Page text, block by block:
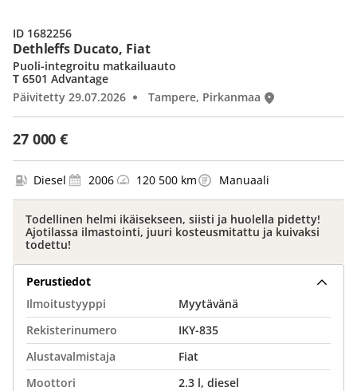
Dethleffs Ducato, Fiat
27 000 €
Puoli-integroitu matkailuauto
T 6501 Advantage
Päivitetty 29.07.2026
Tampere, Pirkanmaa
ID 1682256
Diesel 2006 120 500 km Manuaali
Todellinen helmi ikäisekseen, siisti ja huolella pidetty!
Ajotilassa ilmastointi, juuri kosteusmitattu ja kuivaksi
todettu!
Perustiedot
Ilmoitustyyppi
Myytävänä
Rekisterinumero
IKY-835
Alustavalmistaja
Fiat
Moottori
2.3 l, diesel